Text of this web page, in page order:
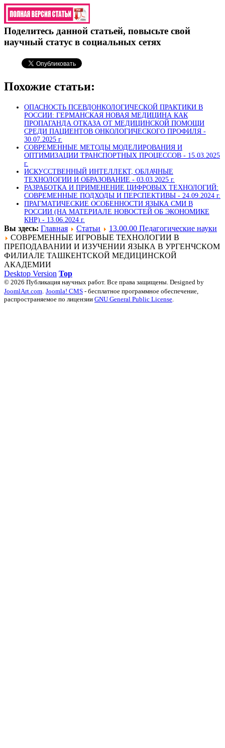
Поделитесь данной статьей, повысьте свой
научный статус в социальных сетях
Похожие статьи:
ОПАСНОСТЬ ПСЕВДОНКОЛОГИЧЕСКОЙ ПРАКТИКИ В
РОССИИ: ГЕРМАНСКАЯ НОВАЯ МЕДИЦИНА КАК
ПРОПАГАНДА ОТКАЗА ОТ МЕДИЦИНСКОЙ ПОМОЩИ
СРЕДИ ПАЦИЕНТОВ ОНКОЛОГИЧЕСКОГО ПРОФИЛЯ -
30.07.2025 г.
СОВРЕМЕННЫЕ МЕТОДЫ МОДЕЛИРОВАНИЯ И
ОПТИМИЗАЦИИ ТРАНСПОРТНЫХ ПРОЦЕССОВ - 15.03.2025
г.
ИСКУССТВЕННЫЙ ИНТЕЛЛЕКТ, ОБЛАЧНЫЕ
ТЕХНОЛОГИИ И ОБРАЗОВАНИЕ - 03.03.2025 г.
РАЗРАБОТКА И ПРИМЕНЕНИЕ ЦИФРОВЫХ ТЕХНОЛОГИЙ:
СОВРЕМЕННЫЕ ПОДХОДЫ И ПЕРСПЕКТИВЫ - 24.09.2024 г.
ПРАГМАТИЧЕСКИЕ ОСОБЕННОСТИ ЯЗЫКА СМИ В
РОССИИ (НА МАТЕРИАЛЕ НОВОСТЕЙ ОБ ЭКОНОМИКЕ
КНР) - 13.06.2024 г.
Вы здесь: Главная Статьи
13.00.00 Педагогические науки
СОВРЕМЕННЫЕ ИГРОВЫЕ ТЕХНОЛОГИИ В
ПРЕПОДАВАНИИ И ИЗУЧЕНИИ ЯЗЫКА В УРГЕНЧСКОМ
ФИЛИАЛЕ ТАШКЕНТСКОЙ МЕДИЦИНСКОЙ
АКАДЕМИИ
Desktop Version Top
© 2026 Публикация научных работ. Все права защищены. Designed by
JoomlArt.com. Joomla! CMS - бесплатное программное обеспечение,
распространяемое по лицензии GNU General Public License.